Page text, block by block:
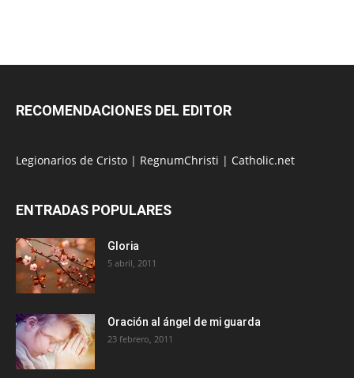
RECOMENDACIONES DEL EDITOR
Legionarios de Cristo | RegnumChristi | Catholic.net
ENTRADAS POPULARES
Gloria
5 abril, 2011
Oración al ángel de mi guarda
23 febrero, 2011